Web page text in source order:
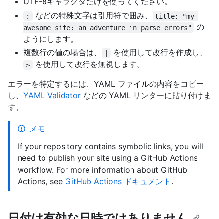
: などの特殊文字は引用符で囲み、
title: "my
awesome site: an adventure in parse errors"
の
ようにします。
複数行の値の場合は、
| を使用して改行を作成し、
>
を使用して改行を無視します。
エラーを特定するには、YAML ファイルの内容をコピー
し、 YAML Validator などの YAML リンターに貼り付けま
す。
メモ
If your repository contains symbolic links, you will
need to publish your site using a GitHub Actions
workflow. For more information about GitHub
Actions, see GitHub Actions ドキュメント .